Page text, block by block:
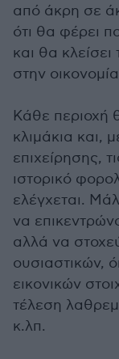
από άκρη σε
ότι θα φέρει
και θα
στην
Κάθε περιοχή
κλιμάκια και,
επιχείρησης,
ιστορικό
ελέγχεται.
να
αλλά να
ουσιαστικών,
εικονικών
τέλεση
κ.λπ.